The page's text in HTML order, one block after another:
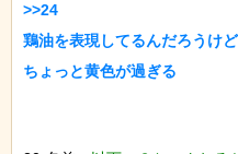
>>24
鶏油を表現してるんだろうけど
ちょっと黄色が過ぎる